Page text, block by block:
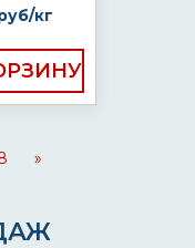
кг
»